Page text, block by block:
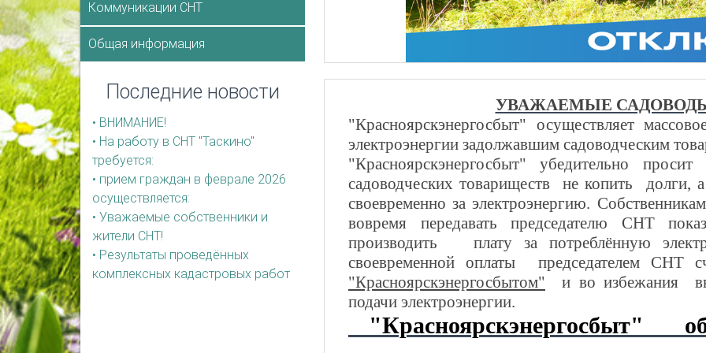
Коммуникации СНТ
Общая информация
Последние новости
• ВНИМАНИЕ!
• На работу в СНТ "Таскино"
требуется:
• прием граждан в феврале 2026
осуществляется:
• Уважаемые собственники и
жители СНТ!
• Результаты проведённых
комплексных кадастровых работ
УВАЖАЕМЫЕ
"Красноярскэнергосбыт" осуществляет
электроэнергии задолжавшим садоводческим
"Красноярскэнергосбыт" убедительно
садоводческих товариществ не копить долги,
своевременно за электроэнергию.
вовремя передавать председателю СНТ
производить плату за потреблённую
своевременной оплаты председателем СНТ
"Красноярскэнергосбытом" и во избежания
подачи электроэнергии.
"Красноярскэнергосбыт"